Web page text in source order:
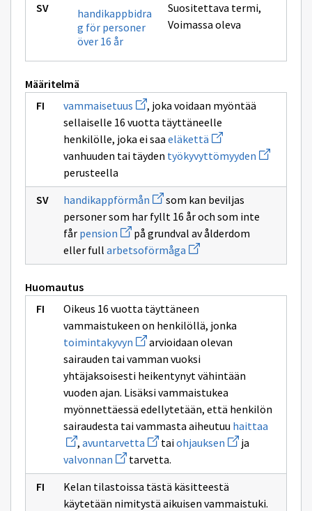
handikappbidra
g för personer
över 16 år
Suositettava termi,
Voimassa oleva
Määritelmä
vammaisetuus Avaa
uuden
ikkunan
sivulle
vammaisetuus
, joka voidaan myöntää
sellaiselle 16 vuotta täyttäneelle
henkilölle, joka ei saa eläkettä Avaa
uuden
ikkunan
vanhuuden tai täyden työkyvyttömyyden Avaa
uuden
sivulle
perusteella
handikappförmån Avaa
uuden
ikkunan
sivulle
handikappförmån
som kan beviljas
personer som har fyllt 16 år och som inte
får pension Avaa
uuden
ikkunan
sivulle
på grundval av ålderdom
eller full arbetsoförmåga Avaa
uuden
ikkunan
Huomautus
Oikeus 16 vuotta täyttäneen
vammaistukeen on henkilöllä, jonka
toimintakyvyn Avaa
uuden
ikkunan
sivulle
toimintakyvyn
arvioidaan olevan
sairauden tai vamman vuoksi
yhtäjaksoisesti heikentynyt vähintään
vuoden ajan. Lisäksi vammaistukea
myönnettäessä edellytetään, että henkilön
sairaudesta tai vammasta aiheutuu haittaa
, avuntarvetta Avaa
uuden
ikkunan
sivulle
avuntarvetta
taiohjauksen Avaa
uuden
sivulle
ohjauksen
ja
valvonnan Avaa
uuden
ikkunan
sivulle
valvonnan
tarvetta.
Kelan tilastoissa tästä käsitteestä
käytetään nimitystä aikuisen vammaistuki.